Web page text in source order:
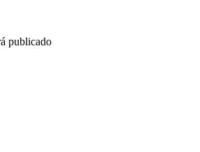
publicado